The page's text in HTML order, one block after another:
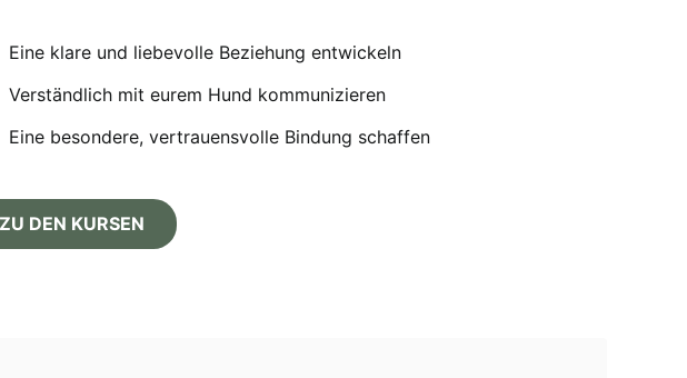
Eine klare und liebevolle Beziehung entwickeln
Verständlich mit eurem Hund kommunizieren
Eine besondere, vertrauensvolle Bindung schaffen
ZU DEN KURSEN